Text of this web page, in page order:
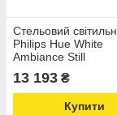
Стельовий
Philips Hue White
Ambiance Still
929003055501
13 193 ₴
Купити